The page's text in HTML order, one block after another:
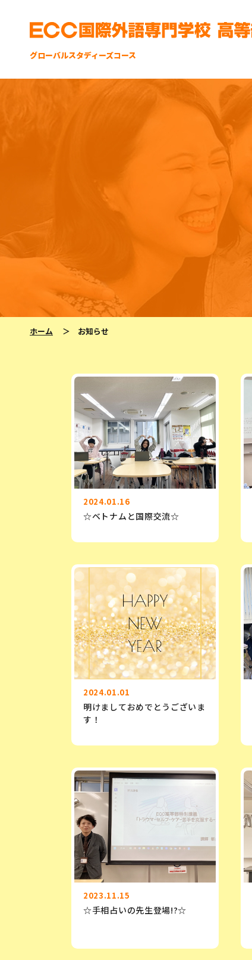
グローバルスタディーズコース
ホーム ＞ お知らせ
2024.01.16
☆ベトナムと国際交流☆
2024.01.01
明けましておめでとうございま
す！
2023.11.15
☆手相占いの先生登場!?☆